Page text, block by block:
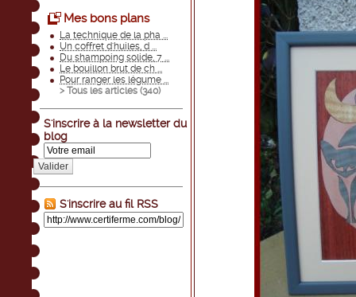
Mes bons plans
La technique de la pha ...
Un coffret d'huiles, d ...
Du shampoing solide, 7 ...
Le bouillon brut de ch ...
Pour ranger les légume ...
> Tous les articles (340)
S'inscrire à la newsletter du
blog
Valider
S'inscrire au fil RSS